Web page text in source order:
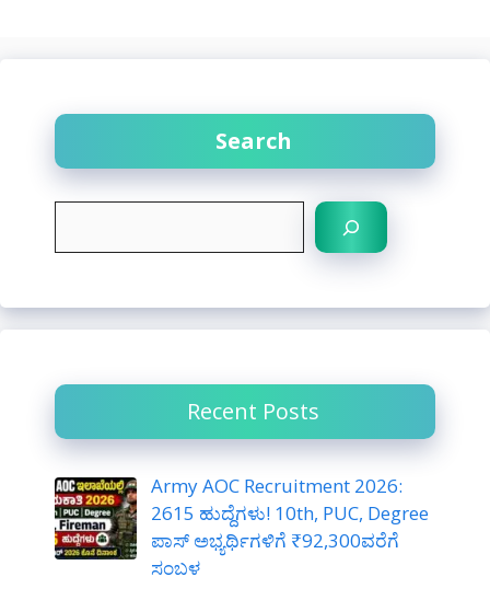
Search
c
Recent Posts
Army AOC Recruitment 2026:
2615 ಹುದ್ದೆಗಳು! 10th, PUC, Degree
ಪಾಸ್ ಅಭ್ಯರ್ಥಿಗಳಿಗೆ ₹92,300ವರೆಗೆ
ಸಂಬಳ